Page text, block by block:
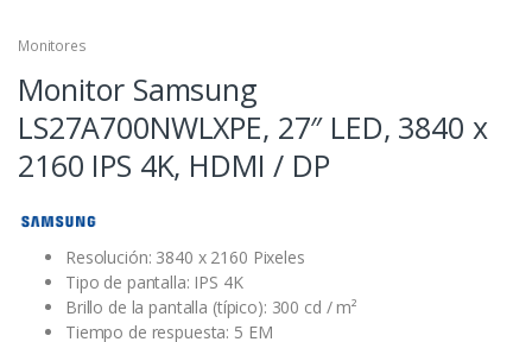
Monitores
Monitor Samsung
LS27A700NWLXPE, 27″ LED, 3840 x
2160 IPS 4K, HDMI / DP
Resolución: 3840 x 2160 Pixeles
Tipo de pantalla: IPS 4K
Brillo de la pantalla (típico): 300 cd / m²
Tiempo de respuesta: 5 EM